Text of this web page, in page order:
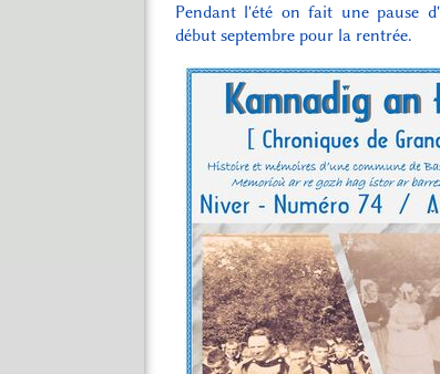
Pendant l'été on fait une pause
début septembre pour la rentrée.